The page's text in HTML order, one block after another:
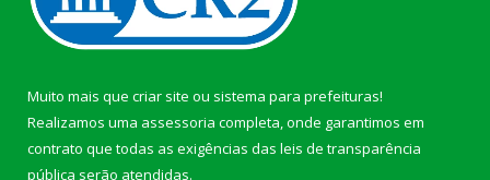
Muito mais que criar site ou sistema para prefeituras!
Realizamos uma assessoria completa, onde garantimos em
contrato que todas as exigências das leis de transparência
pública serão atendidas.